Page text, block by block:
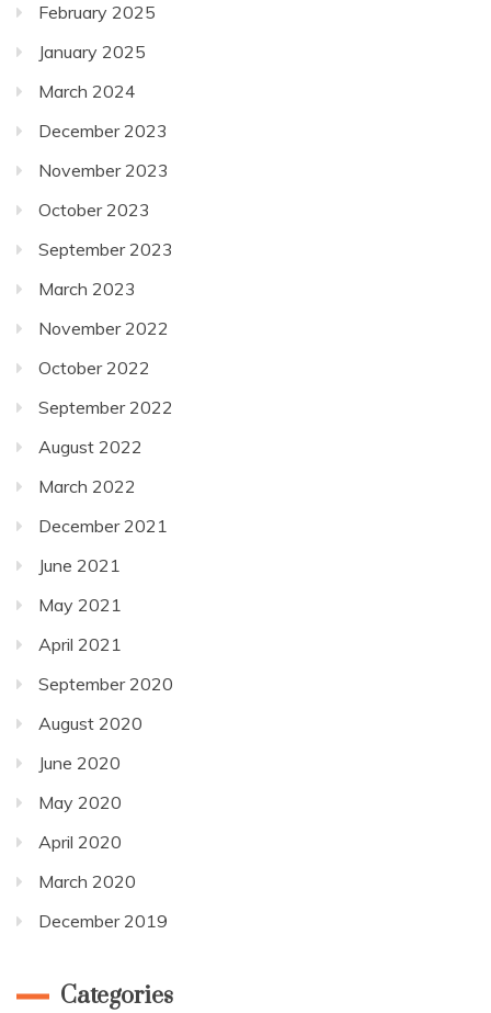
February 2025
January 2025
March 2024
December 2023
November 2023
October 2023
September 2023
March 2023
November 2022
October 2022
September 2022
August 2022
March 2022
December 2021
June 2021
May 2021
April 2021
September 2020
August 2020
June 2020
May 2020
April 2020
March 2020
December 2019
Categories